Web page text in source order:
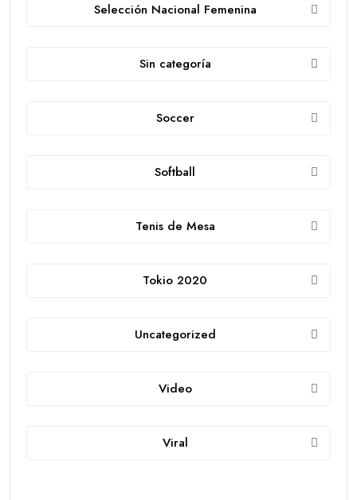
Selección Nacional Femenina
Sin categoría
Soccer
Softball
Tenis de Mesa
Tokio 2020
Uncategorized
Video
Viral